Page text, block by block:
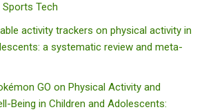
Tech
activity trackers on physical activity in
a systematic review and meta-
GO on Physical Activity and
Being in Children and Adolescents: